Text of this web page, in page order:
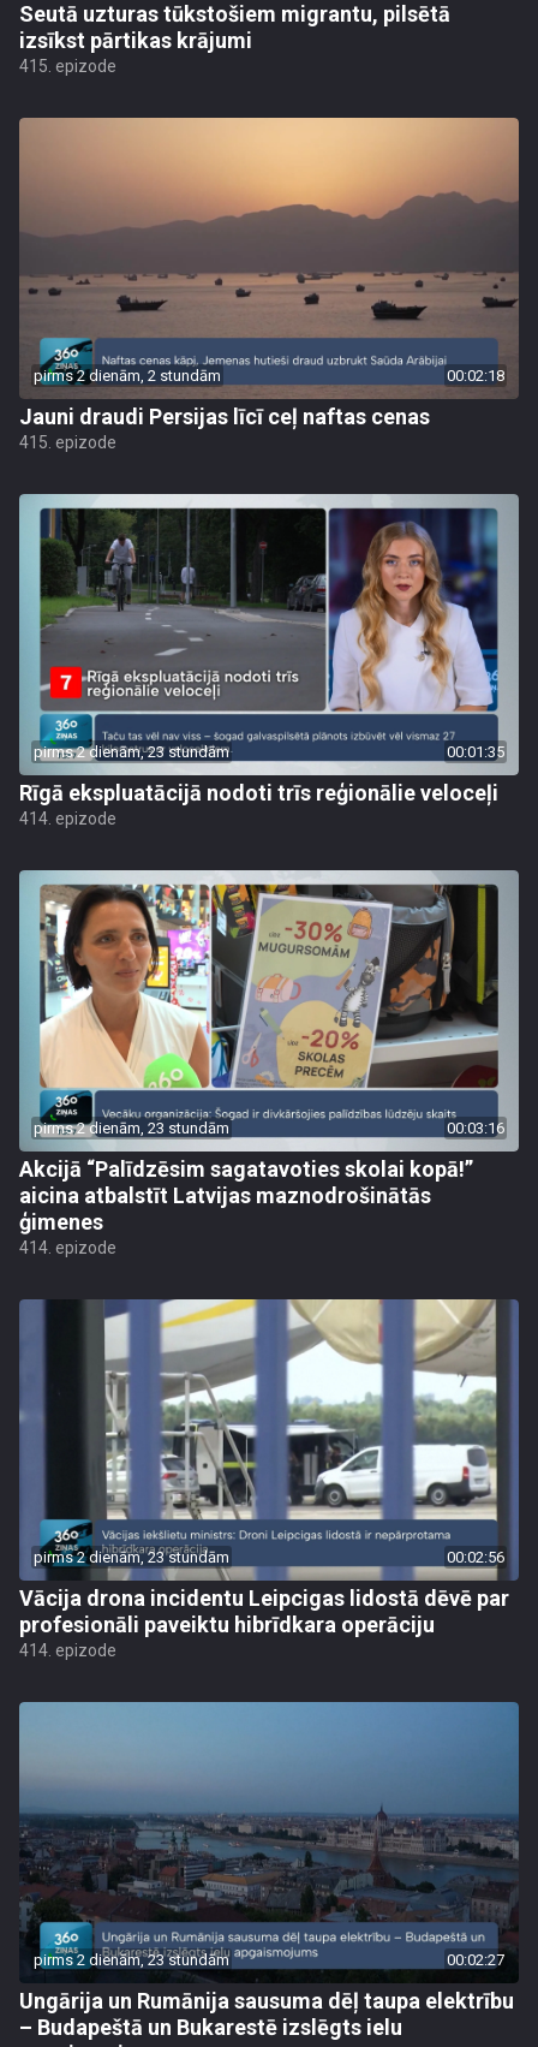
Seutā uzturas tūkstošiem migrantu, pilsētā
izsīkst pārtikas krājumi
415. epizode
pirms 2 dienām, 2 stundām 00:02:18
Jauni draudi Persijas līcī ceļ naftas cenas
415. epizode
pirms 2 dienām, 23 stundām 00:01:35
Rīgā ekspluatācijā nodoti trīs reģionālie veloceļi
414. epizode
pirms 2 dienām, 23 stundām 00:03:16
Akcijā “Palīdzēsim sagatavoties skolai kopā!”
aicina atbalstīt Latvijas maznodrošinātās
ģimenes
414. epizode
pirms 2 dienām, 23 stundām 00:02:56
Vācija drona incidentu Leipcigas lidostā dēvē par
profesionāli paveiktu hibrīdkara operāciju
414. epizode
pirms 2 dienām, 23 stundām 00:02:27
Ungārija un Rumānija sausuma dēļ taupa elektrību
– Budapeštā un Bukarestē izslēgts ielu